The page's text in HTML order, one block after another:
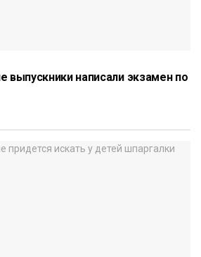
выпускники написали экзамен по